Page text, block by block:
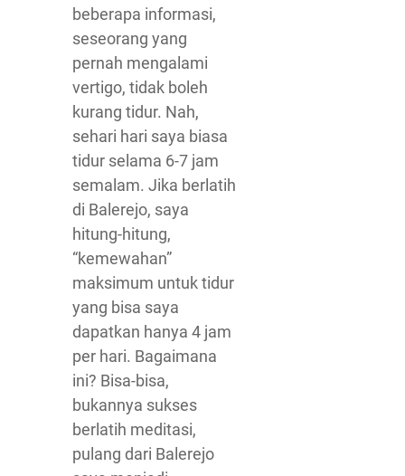
beberapa informasi,
seseorang yang
pernah mengalami
vertigo, tidak boleh
kurang tidur. Nah,
sehari hari saya biasa
tidur selama 6-7 jam
semalam. Jika berlatih
di Balerejo, saya
hitung-hitung,
“kemewahan”
maksimum untuk tidur
yang bisa saya
dapatkan hanya 4 jam
per hari. Bagaimana
ini? Bisa-bisa,
bukannya sukses
berlatih meditasi,
pulang dari Balerejo